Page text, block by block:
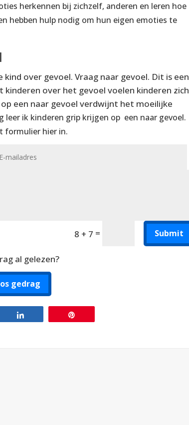
herkennen bij zichzelf, anderen en leren hoe
hebben hulp nodig om hun eigen emoties te
over gevoel. Vraag naar gevoel. Dit is een
over het gevoel voelen kinderen zich
een naar gevoel verdwijnt het moeilijke
leer ik kinderen grip krijgen op een naar gevoel.
formulier hier in.
8 + 7 = Submit
al gelezen?
gedrag